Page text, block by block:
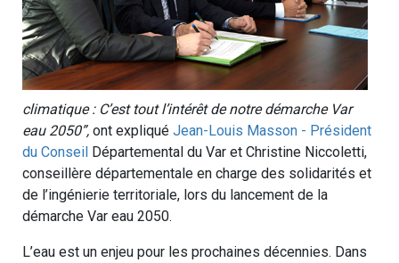
climatique : C’est tout l’intérêt de notre démarche Var
eau 2050”, ont expliqué Jean-Louis Masson - Président
du Conseil Départemental du Var et Christine Niccoletti,
conseillère départementale en charge des solidarités et
de l’ingénierie territoriale, lors du lancement de la
démarche Var eau 2050.
L’eau est un enjeu pour les prochaines décennies. Dans